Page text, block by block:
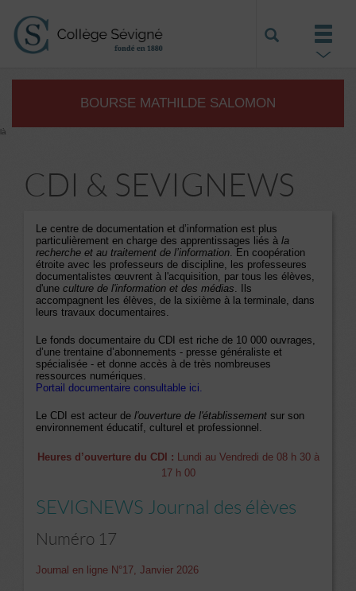
BOURSE MATHILDE SALOMON
là
CDI & SEVIGNEWS
Le centre de documentation et d’information est plus
particulièrement en charge des apprentissages liés à la
recherche et au traitement de l’information. En coopération
étroite avec les professeurs de discipline, les professeures
documentalistes œuvrent à l'acquisition, par tous les élèves,
d'une culture de l'information et des médias. Ils
accompagnent les élèves, de la sixième à la terminale, dans
leurs travaux documentaires.
Le fonds documentaire du CDI est riche de 10 000 ouvrages,
d’une trentaine d’abonnements - presse généraliste et
spécialisée - et donne accès à de très nombreuses
ressources numériques.
Portail documentaire consultable ici.
Le CDI est acteur de l'ouverture de l'établissement sur son
environnement éducatif, culturel et professionnel.
Heures d’ouverture du CDI : Lundi au Vendredi de 08 h 30 à
17 h 00
SEVIGNEWS Journal des élèves
Numéro 17
Journal en ligne N°17, Janvier 2026